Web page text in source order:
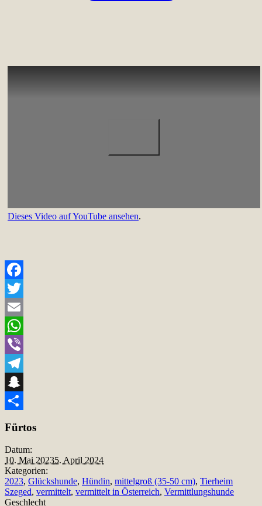
Dieses Video auf YouTube ansehen.
Facebook
Twitter
Email
WhatsApp
Viber
Telegram
Snapchat
Fürtos
Datum:
10. Mai 20235. April 2024
Kategorien:
2023, Glückshunde, Hündin, mittelgroß (35-50 cm), Tierheim
Szeged, vermittelt, vermittelt in Österreich, Vermittlungshunde
Geschlecht